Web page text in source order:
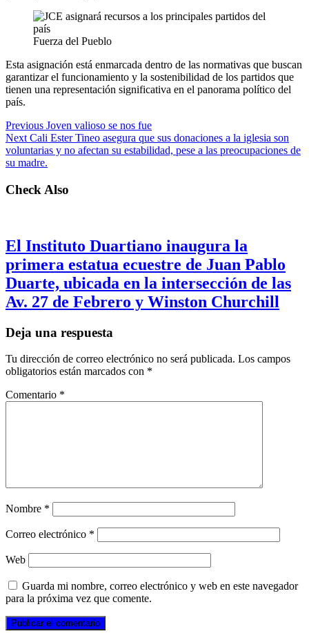
Fuerza del Pueblo
Esta asignación está enmarcada dentro de las normativas que buscan
garantizar el funcionamiento y la sostenibilidad de los partidos que
tienen una representación significativa en el panorama político del
país.
Previous Joven valioso se nos fue
Next Cali Ester Tineo asegura que sus donaciones a la iglesia son
voluntarias y no afectan su estabilidad, pese a las preocupaciones de
su madre.
Check Also
El Instituto Duartiano inaugura la
primera estatua ecuestre de Juan Pablo
Duarte, ubicada en la intersección de las
Av. 27 de Febrero y Winston Churchill
Deja una respuesta
Tu dirección de correo electrónico no será publicada. Los campos
obligatorios están marcados con *
Comentario *
Nombre *
Correo electrónico *
Web
Guarda mi nombre, correo electrónico y web en este navegador
para la próxima vez que comente.